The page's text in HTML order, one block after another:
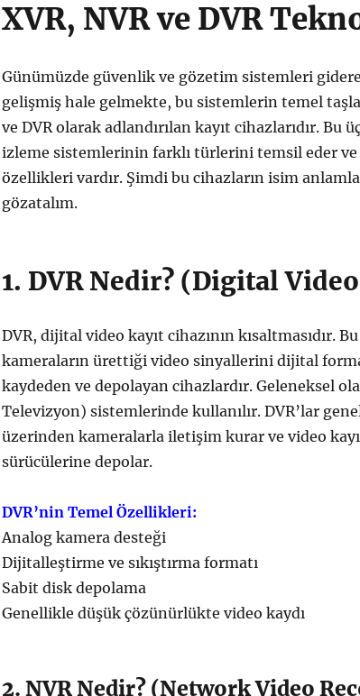
XVR, NVR ve DVR
Günümüzde güvenlik ve gözetim sistemleri
gelişmiş hale gelmekte, bu sistemlerin temel
ve DVR olarak adlandırılan kayıt cihazlarıdır. Bu
izleme sistemlerinin farklı türlerini temsil eder
özellikleri vardır. Şimdi bu cihazların isim
gözatalım.
1. DVR Nedir? (Digital
DVR, dijital video kayıt cihazının kısaltmasıdır.
kameraların ürettiği video sinyallerini dijital
kaydeden ve depolayan cihazlardır. Geleneksel
Televizyon) sistemlerinde kullanılır. DVR’lar
üzerinden kameralarla iletişim kurar ve video
sürücülerine depolar.
DVR’nin Temel Özellikleri:
Analog kamera desteği
Dijitalleştirme ve sıkıştırma formatı
Sabit disk depolama
Genellikle düşük çözünürlükte video kaydı
2. NVR Nedir? (Network Video